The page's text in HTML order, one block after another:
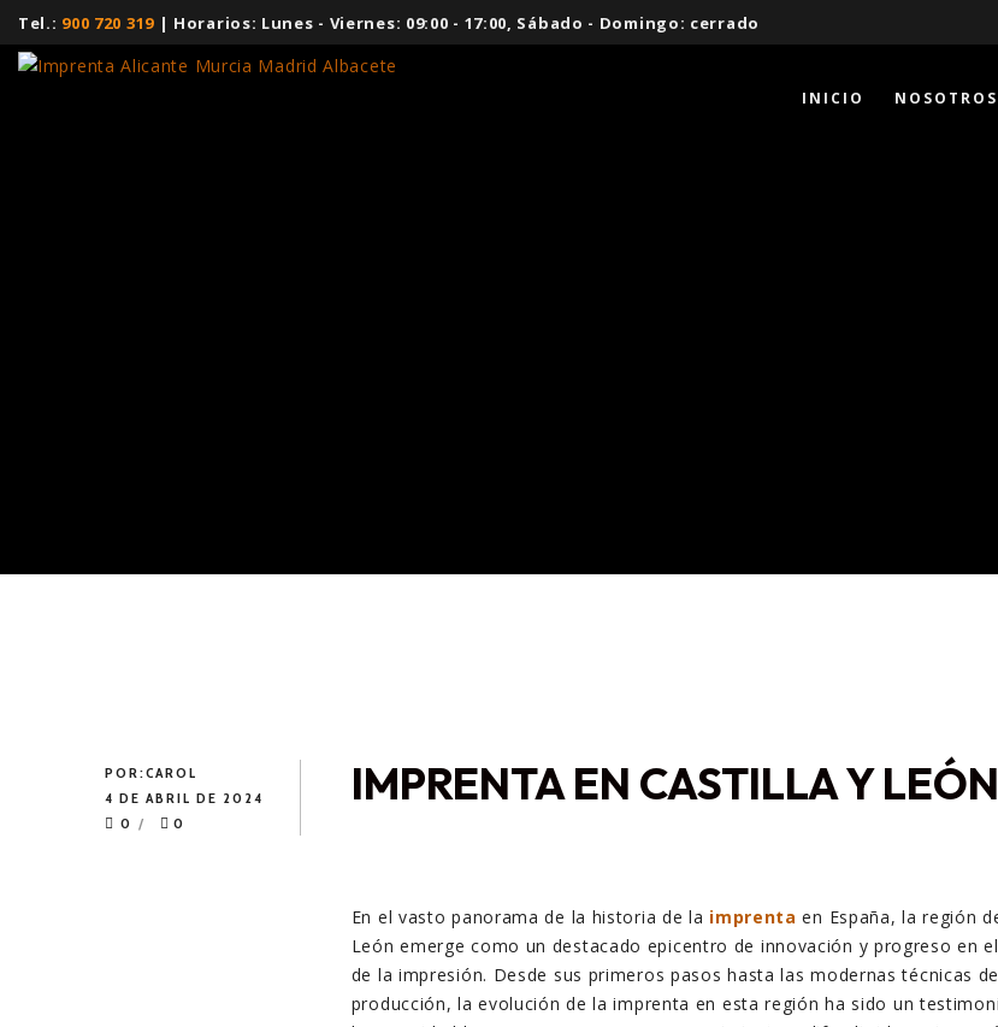
Tel.: 900 720 319| Horarios: Lunes - Viernes: 09:00 - 17:00, Sábado - Domingo: cerrado
INICIO NOSOTROS
POR:CAROL
4 DE ABRIL DE 2024
0
0
IMPRENTA EN CASTILLA Y LEÓN
En el vasto panorama de la historia de la imprenta en España, la región
León emerge como un destacado epicentro de innovación y progreso en
de la impresión. Desde sus primeros pasos hasta las modernas técnicas de
producción, la evolución de la imprenta en esta región ha sido un